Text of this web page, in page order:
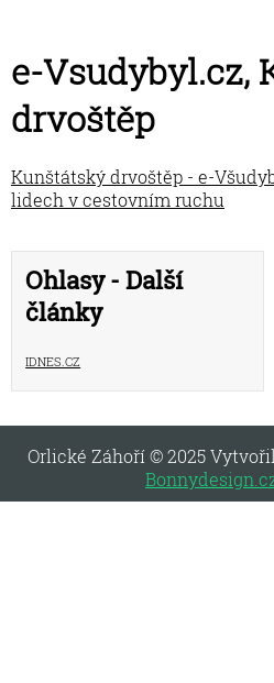
Ohlasy - Další
články
iDNES.cz
e-Vsudybyl.cz,
drvoštěp
Kunštátský drvoštěp - e-
lidech v cestovním ruchu
Orlické Záhoří © 2025